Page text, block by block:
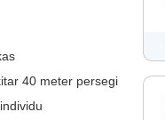
40 meter persegi